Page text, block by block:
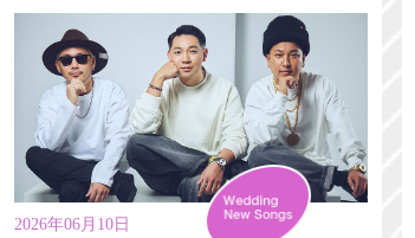
2026年06月10日